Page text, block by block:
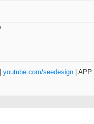
youtube.com/seedesign | APP: